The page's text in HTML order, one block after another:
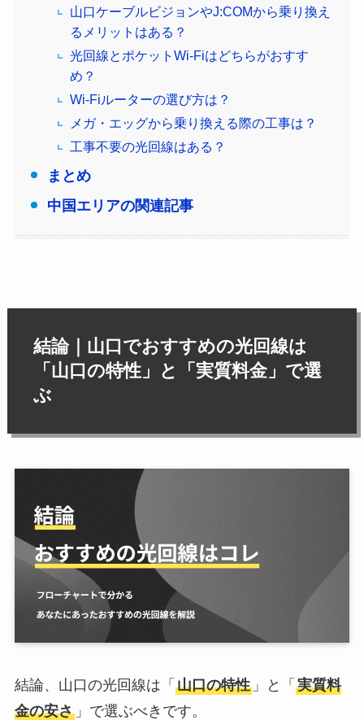
山口ケーブルビジョンやJ:COMから乗り換え
るメリットはある？
光回線とポケットWi-Fiはどちらがおすす
め？
Wi-Fiルーターの選び方は？
メガ・エッグから乗り換える際の工事は？
工事不要の光回線はある？
まとめ
中国エリアの関連記事
結論｜山口でおすすめの光回線は
「山口の特性」と「実質料金」で選
ぶ
結論、山口の光回線は「 山口の特性」と「 実質料
金の安さ」で選ぶべきです。